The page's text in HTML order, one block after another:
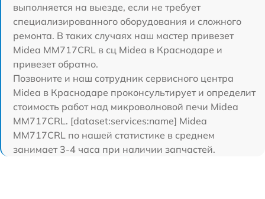
выполняется на выезде, если не требует
специализированного оборудования и сложного
ремонта. В таких случаях наш мастер привезет
Midea MM717CRL в сц Midea в Краснодаре и
привезет обратно.
Позвоните и наш сотрудник сервисного центра
Midea в Краснодаре проконсультирует и определит
стоимость работ над микроволновой печи Midea
MM717CRL. [dataset:services:name] Midea
MM717CRL по нашей статистике в среднем
занимает 3-4 часа при наличии запчастей.